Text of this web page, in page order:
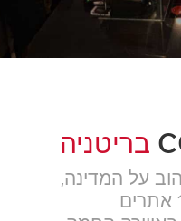
בריטניה
על המדינה,
יש כיום למעלה מ-1,500 אתרים